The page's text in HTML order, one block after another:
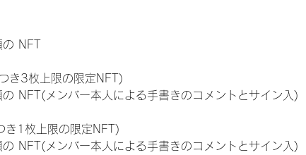
NFT
き3枚上限の限定NFT)
NFT(メンバー本人による手書きのコメントとサイン入)
き1枚上限の限定NFT)
NFT(メンバー本人による手書きのコメントとサイン入)